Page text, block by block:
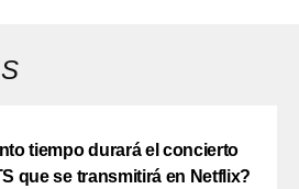
tiempo durará el concierto
que se transmitirá en Netflix?